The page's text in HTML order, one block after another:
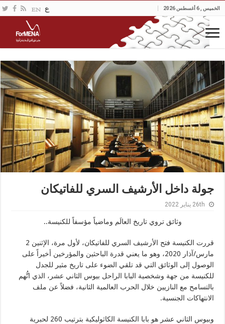
الخميس , 6 أغسطس 2026
جولة داخل الأرشيف السري للفاتيكان
26th يناير 2022
وثائق تروي تاريخ العالَم وماضياً مؤسفاً للكنيسة..
قررت الكنيسة فتح الأرشيف السري للفاتيكان، لأول مرة، الإثنين 2
مارس/آذار 2020، وهو ما يعني قدرة الباحثين والمؤرخين أخيراً على
الوصول إلى الوثائق التي قد تلقي الضوء على تاريخ مثير للجدل
للكنيسة من جهة وشخصية البابا الراحل بيوس الثاني عشر، الذي اتُّهم
بالتسامح مع النازيين خلال الحرب العالمية الثانية، فضلاً عن ملف
الانتهاكات الجنسية.
وبيوس الثاني عشر هو بابا الكنيسة الكاثوليكية بترتيب 260 لحبرية